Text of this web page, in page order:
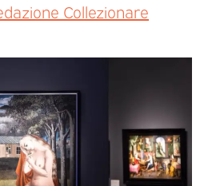
Collezionare